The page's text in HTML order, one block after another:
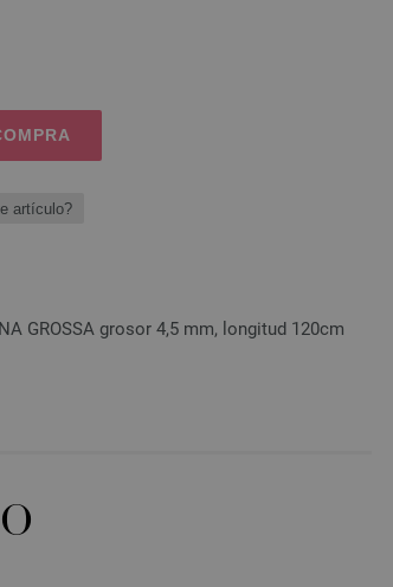
artículo?
GROSSA grosor 4,5 mm, longitud 120cm